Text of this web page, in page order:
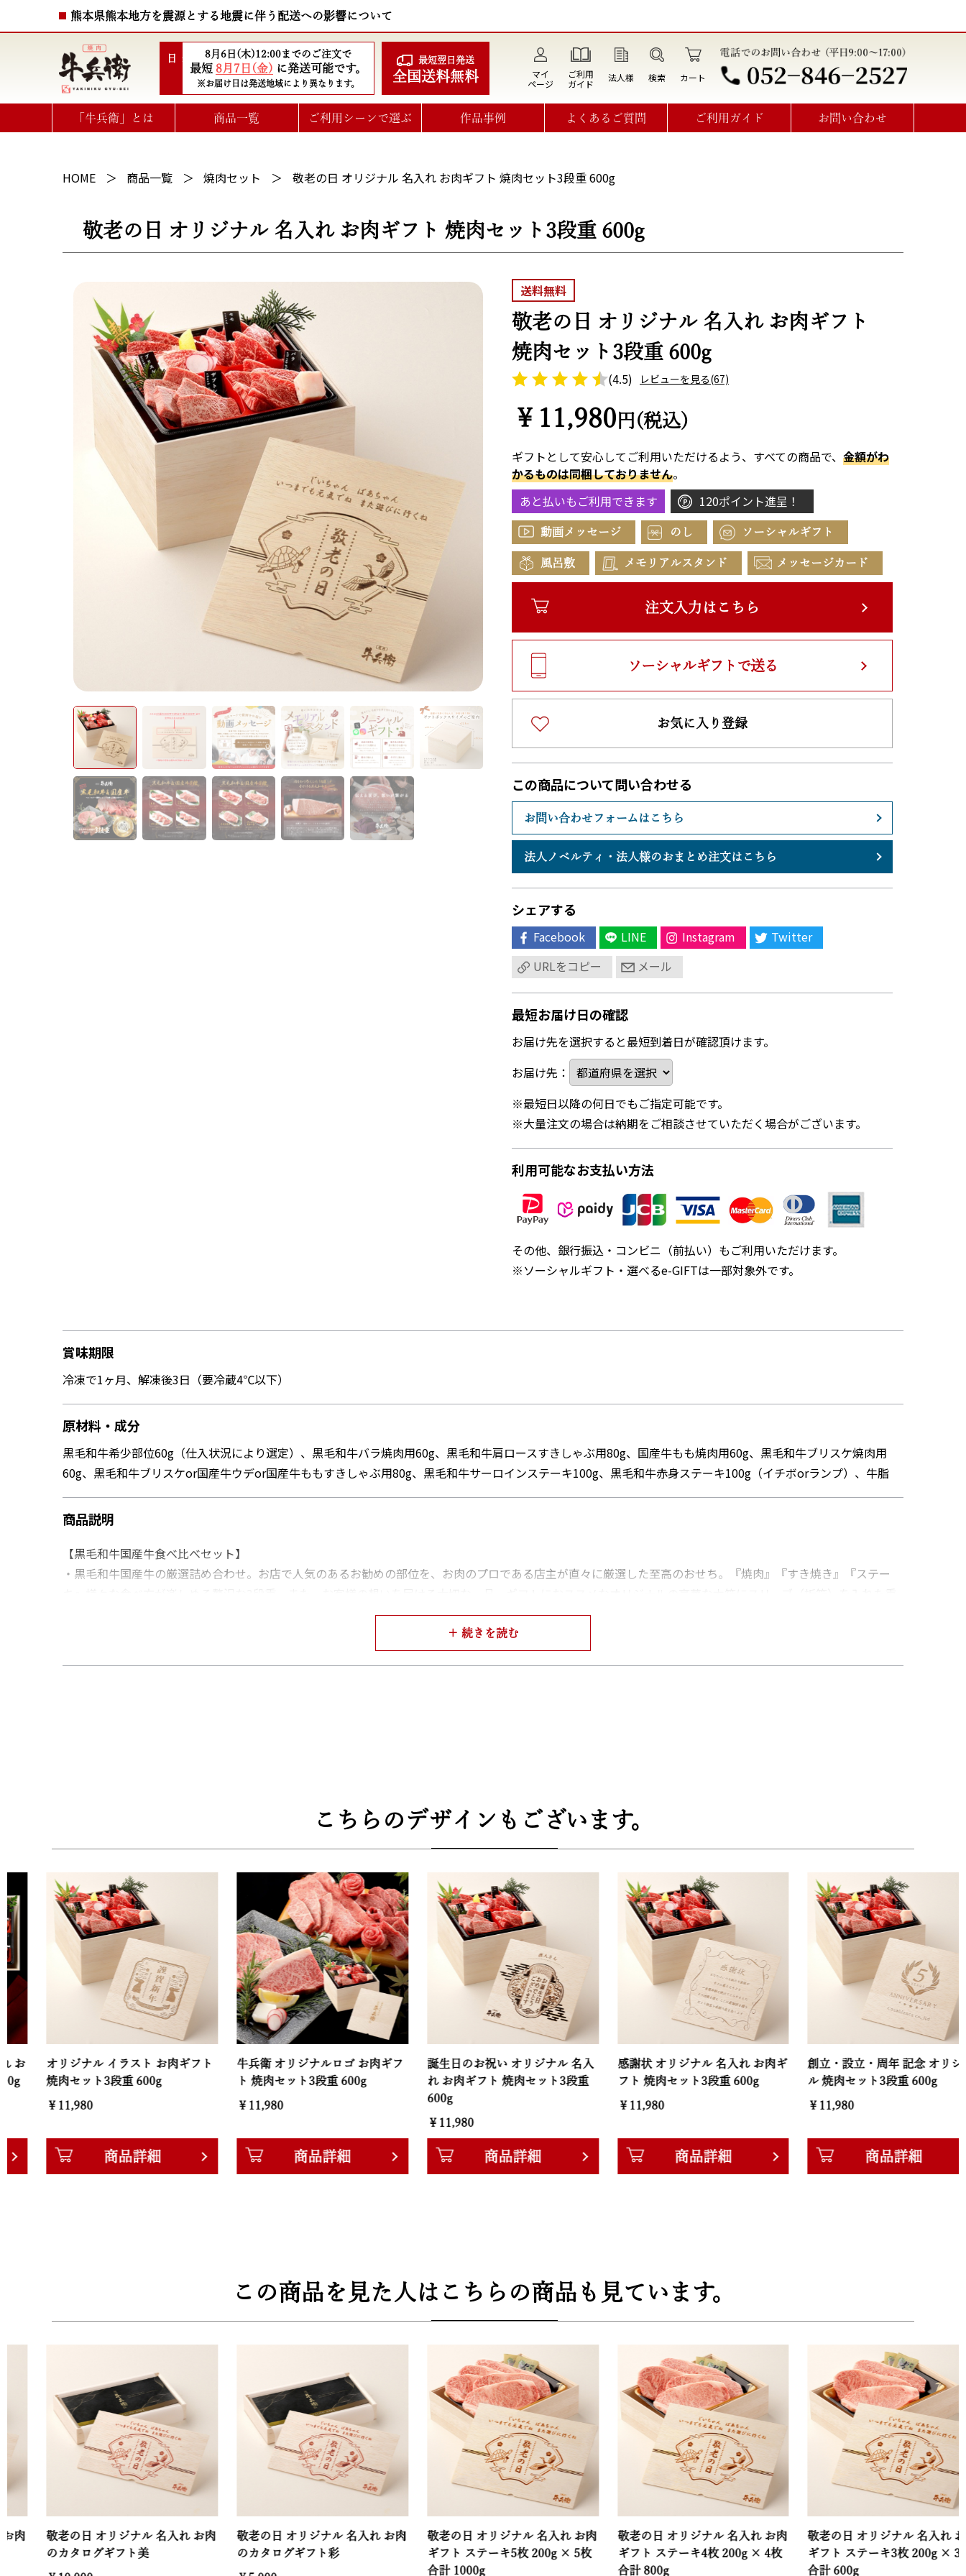
熊本県熊本地方を震源とする地震に伴う配送への影響について
配送日 8月6日(木)12:00までのご注文で
最短 8月7日(金) に発送可能です。
※お届け日は発送地域により異なります。
最短翌日発送
全国送料無料
マイ
ページ
ご利用
ガイド
法人様 検索 カート
「牛兵衛」とは 商品一覧 ご利用シーンで選ぶ 作品事例 よくあるご質問 ご利用ガイド お問い合わせ
HOME 商品一覧 焼肉セット 敬老の日 オリジナル 名入れ お肉ギフト 焼肉セット3段重 600g
敬老の日 オリジナル 名入れ お肉ギフト 焼肉セット3段重 600g
送料無料
敬老の日 オリジナル 名入れ お肉ギフト
焼肉セット3段重 600g
(4.5) レビューを見る(67)
￥11,980 円(税込)
ギフトとして安心してご利用いただけるよう、すべての商品で、 金額がわ
かるものは同梱しておりません。
あと払いもご利用できます
120ポイント進呈！
動画メッセージ のし ソーシャルギフト
風呂敷 メモリアルスタンド メッセージカード
注文入力はこちら
ソーシャルギフトで送る
お気に入り登録
この商品について問い合わせる
お問い合わせフォームはこちら
法人ノベルティ・ 法人様のおまとめ注文はこちら
シェアする
Facebook LINE Instagram
Twitter
URLをコピー
メール
最短お届け日の確認
お届け先を選択すると最短到着日が確認頂けます。
お届け先：
※最短日以降の何日でもご指定可能です。
※大量注文の場合は納期をご相談させていただく場合がございます。
利用可能なお支払い方法
その他、銀行振込・コンビニ（前払い）もご利用いただけます。
※ソーシャルギフト・選べるe-GIFTは一部対象外です。
賞味期限
冷凍で1ヶ月、解凍後3日（要冷蔵4℃以下）
原材料・成分
黒毛和牛希少部位60g（仕入状況により選定）、黒毛和牛バラ焼肉用60g、黒毛和牛肩ロースすきしゃぶ用80g、国産牛もも焼肉用60g、黒毛和牛ブリスケ焼肉用
60g、黒毛和牛ブリスケor国産牛ウデor国産牛ももすきしゃぶ用80g、黒毛和牛サーロインステーキ100g、黒毛和牛赤身ステーキ100g（イチボorランプ）、牛脂
商品説明
【黒毛和牛国産牛食べ比べセット】
・黒毛和牛国産牛の厳選詰め合わせ。お店で人気のあるお勧めの部位を、お肉のプロである店主が直々に厳選した至高のおせち。『焼肉』『すき焼き』『ステー
厚感のある包装です。木箱はそのままギフト用としてご利用頂けます。
・希少部位ササバラ：一頭の牛からとれる量が少ない希少部位。肉質はキメが細かく、赤身とサシのバランスは見た目にも美しい。たっぷりサシが入っているよう
に見えますが、その脂は驚くほどさっぱりとしており、脂っこくないのもポイントが高い。ひと口食べると脂の甘みと肉の味が口の中にじんわりと広がっていきま
す。
■配送：クール冷凍便
■セット内容：黒毛和牛国産牛600g
【木箱サイズ】幅22.4cm × 奥行22.4cm × 高さ13.3cm
こちらのデザインもございます。
オリジナル イラスト お肉ギフト
焼肉セット3段重 600g
￥11,980
商品詳細
牛兵衛 オリジナルロゴ お肉ギフ
ト 焼肉セット3段重 600g
￥11,980
商品詳細
誕生日のお祝い オリジナル 名入
れ お肉ギフト 焼肉セット3段重
￥11,980
商品詳細
感謝状 オリジナル 名入れ お肉ギ
フト 焼肉セット3段重 600g
￥11,980
商品詳細
創立・設立・周年 記念 オリジナ
ル 焼肉セット3段重 600g
￥11,980
商品詳細
この商品を見た人はこちらの商品も見ています。
敬老の日 オリジナル 名入れ お肉
のカタログギフト美
敬老の日 オリジナル 名入れ お肉
のカタログギフト彩
敬老の日 オリジナル 名入れ お肉
ギフト ステーキ5枚 200g × 5枚
合計 1000g
敬老の日 オリジナル 名入れ お肉
ギフト ステーキ4枚 200g × 4枚
合計 800g
敬老の日 オリジナル 名入れ お肉
ギフト ステーキ3枚 200g × 3枚
合計 600g